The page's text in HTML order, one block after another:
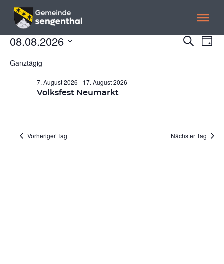
Menü überspringen
Menü überspringen
VERANSTALTUNGEN
FÜR
AUGUST
2026
und
Suche
Tag
08.08.2026
wählen.
Ganztägig
Volksfest Neumarkt
7. August 2026 - 17. August 2026
Vorheriger Tag Nächster Tag